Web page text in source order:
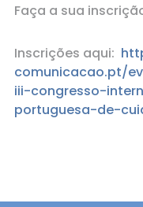
Faça a sua
Inscrições aqui:
comunicacao.pt/
iii-congresso-
portuguesa-de-